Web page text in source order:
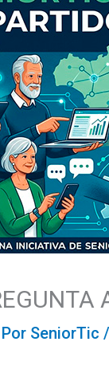
SeniorTic /